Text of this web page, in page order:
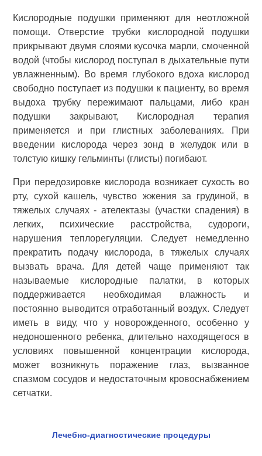
Кислородные подушки применяют для неотложной
помощи. Отверстие трубки кислородной подушки
прикрывают двумя слоями кусочка марли, смоченной
водой (чтобы кислород поступал в дыхательные пути
увлажненным). Во время глубокого вдоха кислород
свободно поступает из подушки к пациенту, во время
выдоха трубку пережимают пальцами, либо кран
подушки закрывают, Кислородная терапия
применяется и при глистных заболеваниях. При
введении кислорода через зонд в желудок или в
толстую кишку гельминты (глисты) погибают.
При передозировке кислорода возникает сухость во
рту, сухой кашель, чувство жжения за грудиной, в
тяжелых случаях - ателектазы (участки спадения) в
легких, психические расстройства, судороги,
нарушения теплорегуляции. Следует немедленно
прекратить подачу кислорода, в тяжелых случаях
вызвать врача. Для детей чаще применяют так
называемые кислородные палатки, в которых
поддерживается необходимая влажность и
постоянно выводится отработанный воздух. Следует
иметь в виду, что у новорожденного, особенно у
недоношенного ребенка, длительно находящегося в
условиях повышенной концентрации кислорода,
может возникнуть поражение глаз, вызванное
спазмом сосудов и недостаточным кровоснабжением
сетчатки.
Лечебно-диагностические процедуры